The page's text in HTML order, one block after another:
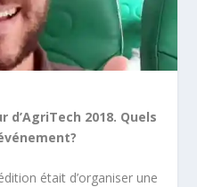
2018. Quels
était d’organiser une